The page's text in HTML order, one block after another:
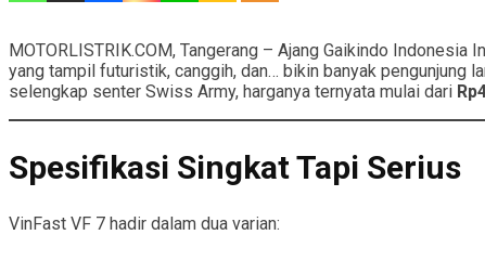
MOTORLISTRIK.COM, Tangerang – Ajang Gaikindo
yang tampil futuristik, canggih, dan… bikin banyak pengunjung
selengkap senter Swiss Army, harganya ternyata mulai dari
Spesifikasi Singkat Tapi Serius
VinFast VF 7 hadir dalam dua varian: